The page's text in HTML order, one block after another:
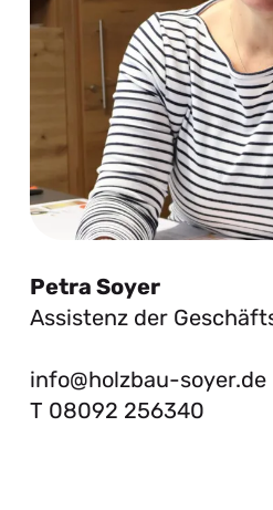
Petra Soyer
Assistenz der
info@holzbau-soyer.de
T 08092 256340